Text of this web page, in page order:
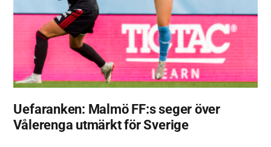
Uefaranken: Malmö FF:s seger över
Vålerenga utmärkt för Sverige